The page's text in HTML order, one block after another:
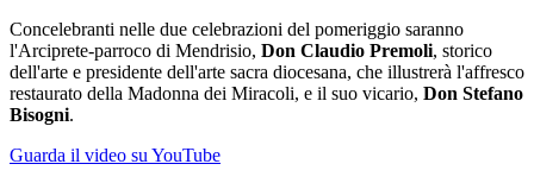
Concelebranti nelle due celebrazioni del pomeriggio saranno
l'Arciprete-parroco di Mendrisio, Don Claudio Premoli, storico
dell'arte e presidente dell'arte sacra diocesana, che illustrerà l'affresco
restaurato della Madonna dei Miracoli, e il suo vicario, Don Stefano
Bisogni.
Guarda il video su YouTube